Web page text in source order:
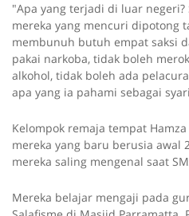
"Apa yang terjadi di luar
mereka yang mencuri dipotong
membunuh butuh empat saksi
pakai narkoba, tidak boleh
alkohol, tidak boleh ada
apa yang ia pahami sebagai
Kelompok remaja tempat
mereka yang baru berusia awal
mereka saling mengenal saat
Mereka belajar mengaji pada